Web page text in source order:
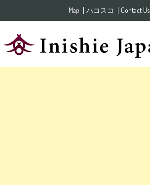
Map ハコスコ Contact Us